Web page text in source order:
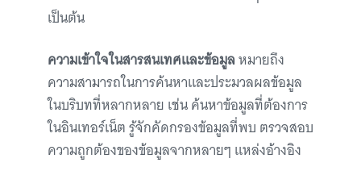
เป็นต้น
ความเข้าใจในสารสนเทศและข้อมูลหมายถึง
ความสามารถในการค้นหาและประมวลผลข้อมูล
ในบริบทที่หลากหลาย เช่น ค้นหาข้อมูลที่ต้องการ
ในอินเทอร์เน็ต รู้จักคัดกรองข้อมูลที่พบ ตรวจสอบ
ความถูกต้องของข้อมูลจากหลายๆ แหล่งอ้างอิง